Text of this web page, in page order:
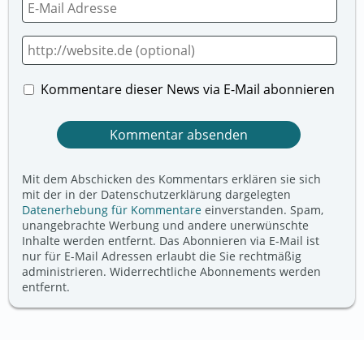
Kommentare dieser News via E-Mail abonnieren
Mit dem Abschicken des Kommentars erklären sie sich
mit der in der Datenschutzerklärung dargelegten
Datenerhebung für Kommentare einverstanden. Spam,
unangebrachte Werbung und andere unerwünschte
Inhalte werden entfernt. Das Abonnieren via E-Mail ist
nur für E-Mail Adressen erlaubt die Sie rechtmäßig
administrieren. Widerrechtliche Abonnements werden
entfernt.